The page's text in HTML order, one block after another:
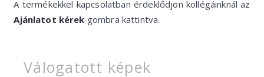
A termékekkel kapcsolatban érdeklődjön kollégáinknál az
Ajánlatot kérek gombra kattintva.
Válogatott képek